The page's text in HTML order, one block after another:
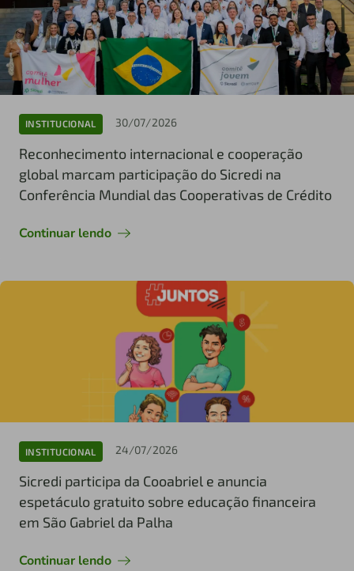
INSTITUCIONAL 30/07/2026
Reconhecimento internacional e cooperação
global marcam participação do Sicredi na
Conferência Mundial das Cooperativas de Crédito
Continuar lendo
INSTITUCIONAL 24/07/2026
Sicredi participa da Cooabriel e anuncia
espetáculo gratuito sobre educação financeira
em São Gabriel da Palha
Continuar lendo